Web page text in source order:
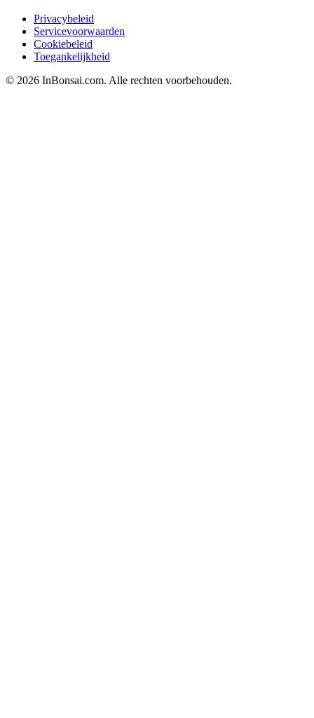
Privacybeleid
Servicevoorwaarden
Cookiebeleid
Toegankelijkheid
© 2026 InBonsai.com. Alle rechten voorbehouden.